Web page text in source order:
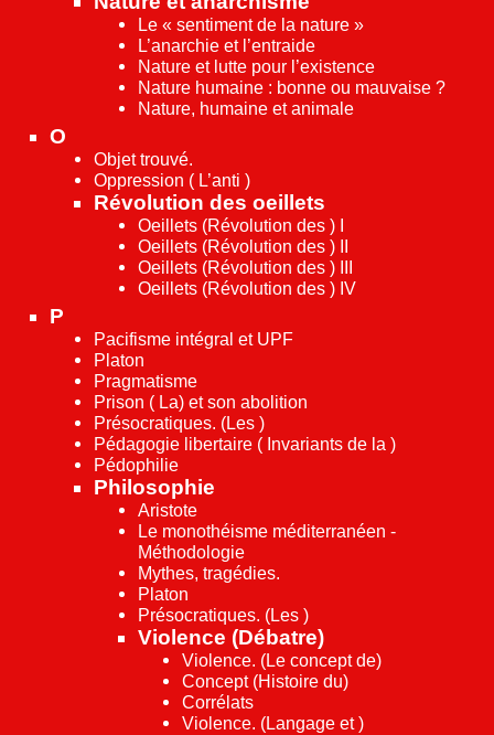
Le « sentiment de la nature »
L’anarchie et l’entraide
Nature et lutte pour l’existence
Nature humaine : bonne ou mauvaise ?
Nature, humaine et animale
O
Objet trouvé.
Oppression ( L’anti )
Révolution des oeillets
Oeillets (Révolution des ) I
Oeillets (Révolution des ) II
Oeillets (Révolution des ) III
Oeillets (Révolution des ) IV
P
Pacifisme intégral et UPF
Platon
Pragmatisme
Prison ( La) et son abolition
Présocratiques. (Les )
Pédagogie libertaire ( Invariants de la )
Pédophilie
Philosophie
Aristote
Le monothéisme méditerranéen -
Méthodologie
Mythes, tragédies.
Platon
Présocratiques. (Les )
Violence (Débatre)
Violence. (Le concept de)
Concept (Histoire du)
Corrélats
Violence. (Langage et )